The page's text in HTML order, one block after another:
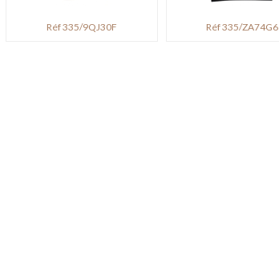
Réf 335/9QJ30F Réf 335/ZA74G6